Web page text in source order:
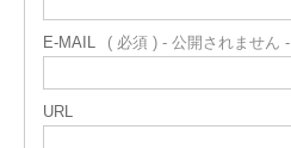
E-MAIL ( 必須 ) - 公開されません -
URL